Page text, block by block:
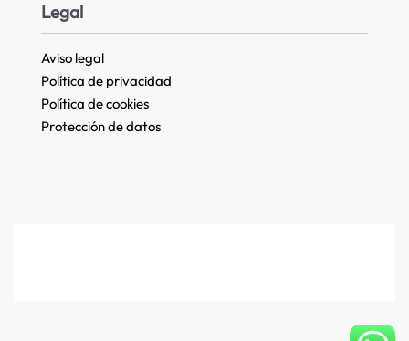
Legal
Aviso legal
Política de privacidad
Política de cookies
Protección de datos